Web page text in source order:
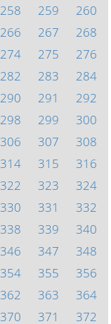
258 259
260
266 267
268
274 275
276
282 283
284
290 291
292
298 299
300
306 307
308
314 315
316
322 323
324
330 331
332
338 339
340
346 347
348
354 355
356
362 363
364
370 371 372